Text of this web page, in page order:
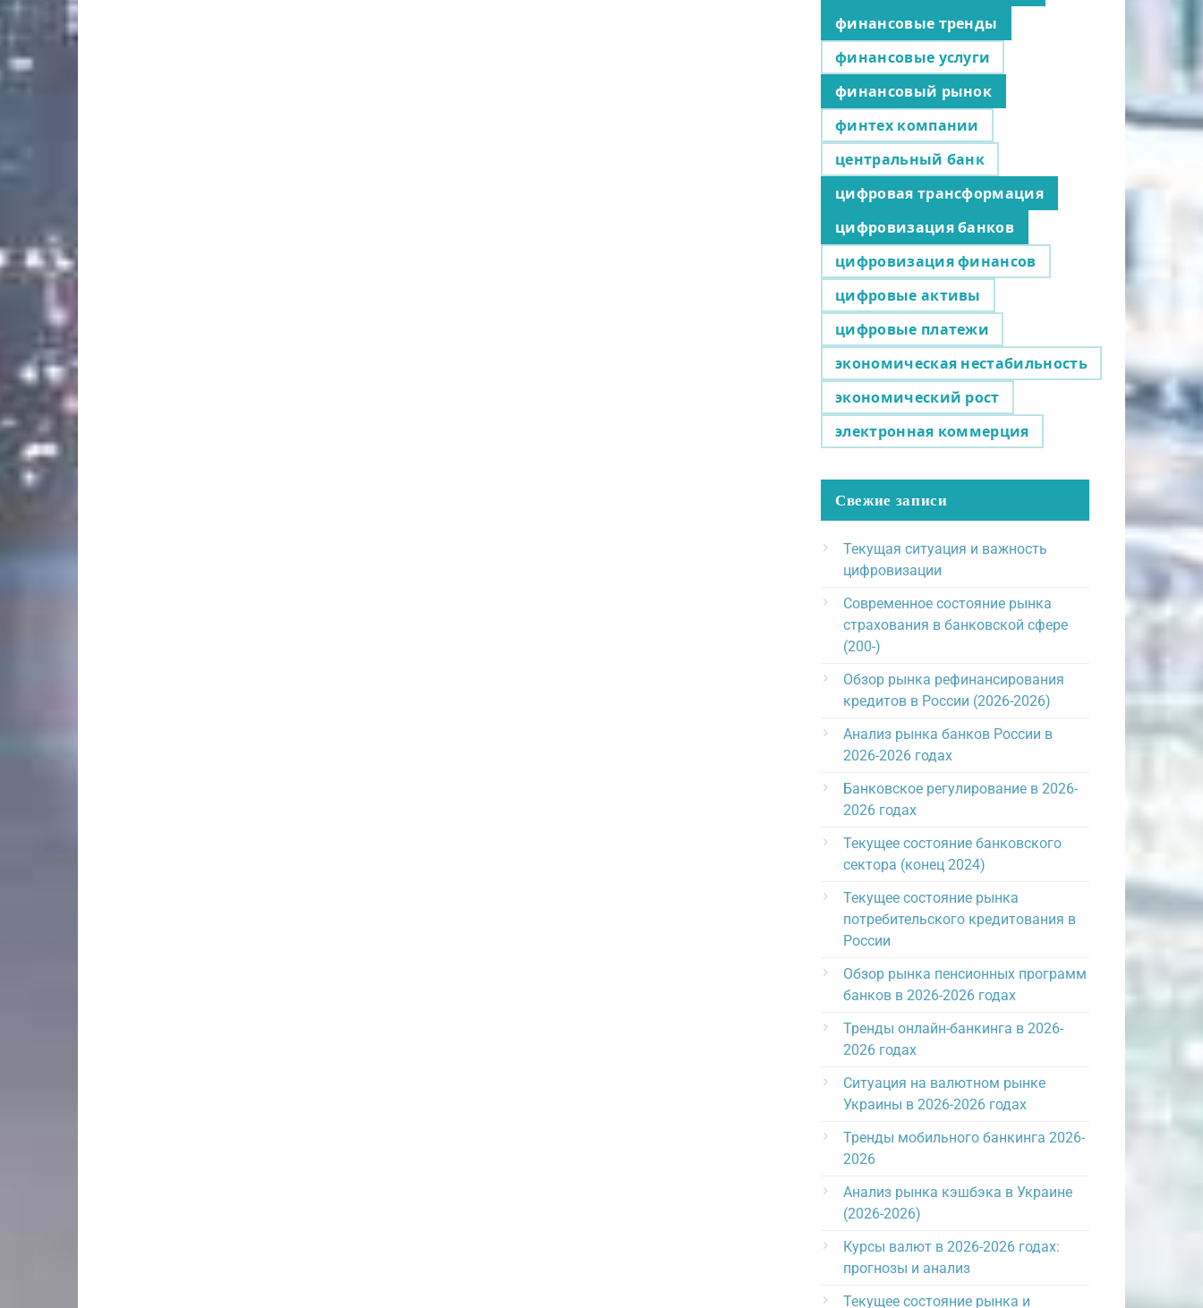
финансовые тренды
финансовые услуги
финансовый рынок
финтех компании
центральный банк
цифровая трансформация
цифровизация банков
цифровизация финансов
цифровые активы
цифровые платежи
экономическая нестабильность
экономический рост
электронная коммерция
Свежие записи
Текущая ситуация и важность
цифровизации
Современное состояние рынка
страхования в банковской сфере
(200-)
Обзор рынка рефинансирования
кредитов в России (2026-2026)
Анализ рынка банков России в
2026-2026 годах
Банковское регулирование в 2026-
2026 годах
Текущее состояние банковского
сектора (конец 2024)
Текущее состояние рынка
потребительского кредитования в
России
Обзор рынка пенсионных программ
банков в 2026-2026 годах
Тренды онлайн-банкинга в 2026-
2026 годах
Ситуация на валютном рынке
Украины в 2026-2026 годах
Тренды мобильного банкинга 2026-
2026
Анализ рынка кэшбэка в Украине
(2026-2026)
Курсы валют в 2026-2026 годах:
прогнозы и анализ
Текущее состояние рынка и